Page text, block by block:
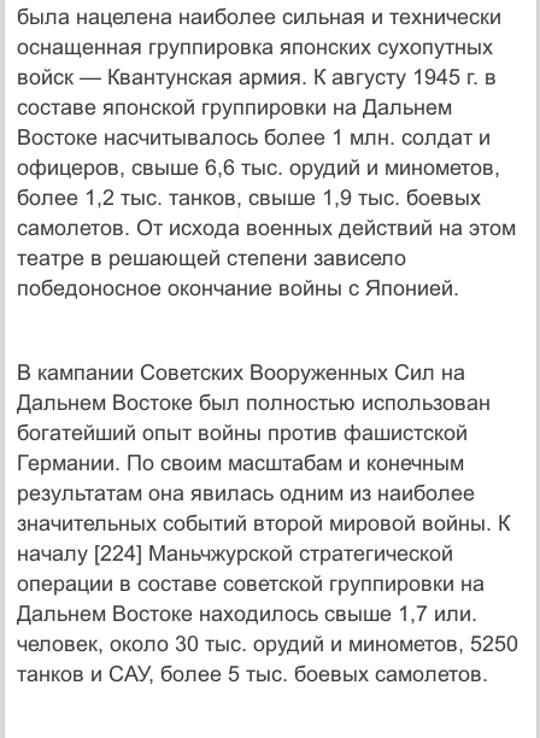
была нацелена наиболее сильная и технически
оснащенная группировка японских сухопутных
войск — Квантунская армия. К августу 1945 г. в
составе японской группировки на Дальнем
Востоке насчитывалось более 1 млн. солдат и
офицеров, свыше 6,6 тыс. орудий и минометов,
более 1,2 тыс. танков, свыше 1,9 тыс. боевых
самолетов. От исхода военных действий на этом
театре в решающей степени зависело
победоносное окончание войны с Японией.
В кампании Советских Вооруженных Сил на
Дальнем Востоке был полностью использован
богатейший опыт войны против фашистской
Германии. По своим масштабам и конечным
результатам она явилась одним из наиболее
значительных событий второй мировой войны. К
началу [224] Маньчжурской стратегической
операции в составе советской группировки на
Дальнем Востоке находилось свыше 1,7 или.
человек, около 30 тыс. орудий и минометов, 5250
танков и САУ, более 5 тыс. боевых самолетов.